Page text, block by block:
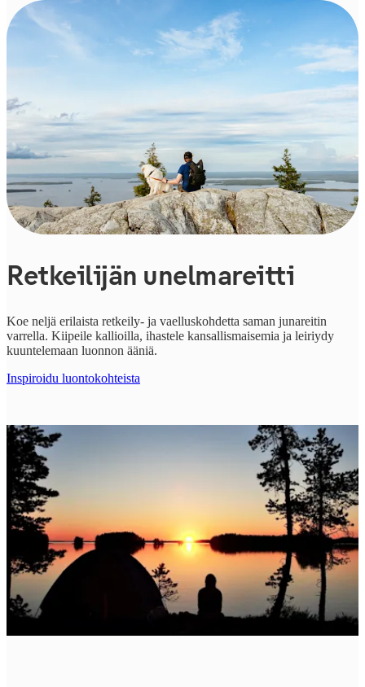
Retkeilijän unelmareitti
Koe neljä erilaista retkeily- ja vaelluskohdetta saman junareitin
varrella. Kiipeile kallioilla, ihastele kansallismaisemia ja leiriydy
kuuntelemaan luonnon ääniä.
Inspiroidu luontokohteista